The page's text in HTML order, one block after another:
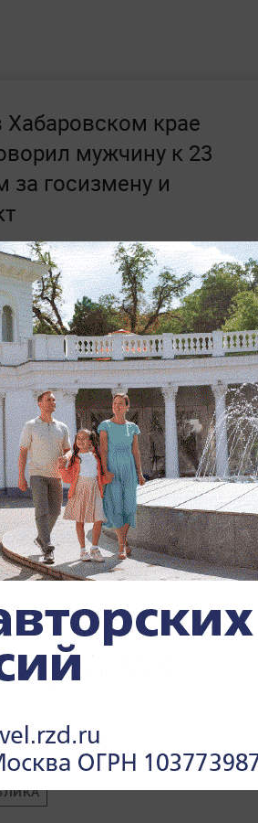
Хабаровском крае
мужчину к 23
за госизмену и
22-летнему местному жителю
в государственной
акта.В феврале 2024 года
националистической
в России террористической.
и судебных делах —